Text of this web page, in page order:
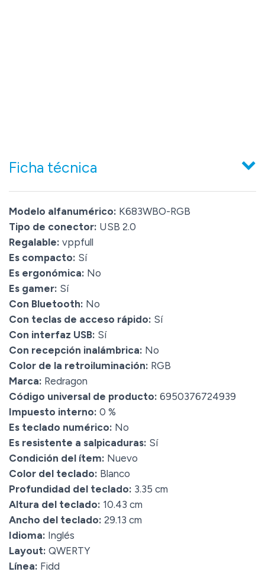
Ficha técnica
Modelo alfanumérico: K683WBO-RGB
Tipo de conector: USB 2.0
Regalable: vppfull
Es compacto: Sí
Es ergonómica: No
Es gamer: Sí
Con Bluetooth: No
Con teclas de acceso rápido: Sí
Con interfaz USB: Sí
Con recepción inalámbrica: No
Color de la retroiluminación: RGB
Marca: Redragon
Código universal de producto: 6950376724939
Impuesto interno: 0 %
Es teclado numérico: No
Es resistente a salpicaduras: Sí
Condición del ítem: Nuevo
Color del teclado: Blanco
Profundidad del teclado: 3.35 cm
Altura del teclado: 10.43 cm
Ancho del teclado: 29.13 cm
Idioma: Inglés
Layout: QWERTY
Línea: Fidd